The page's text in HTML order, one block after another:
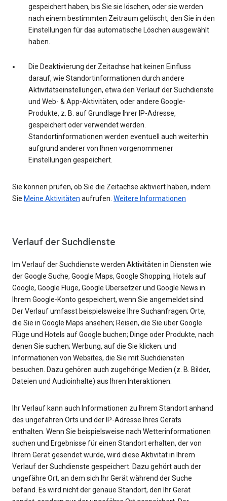
gespeichert haben, bis Sie sie löschen, oder sie werden
nach einem bestimmten Zeitraum gelöscht, den Sie in den
Einstellungen für das automatische Löschen ausgewählt
haben.
Die Deaktivierung der Zeitachse hat keinen Einfluss
darauf, wie Standortinformationen durch andere
Aktivitätseinstellungen, etwa den Verlauf der Suchdienste
und Web- & App-Aktivitäten, oder andere Google-
Produkte, z. B. auf Grundlage Ihrer IP-Adresse,
gespeichert oder verwendet werden.
Standortinformationen werden eventuell auch weiterhin
aufgrund anderer von Ihnen vorgenommener
Einstellungen gespeichert.
Sie können prüfen, ob Sie die Zeitachse aktiviert haben, indem
Sie Meine Aktivitäten aufrufen. Weitere Informationen
Verlauf der Suchdienste
Im Verlauf der Suchdienste werden Aktivitäten in Diensten wie
der Google Suche, Google Maps, Google Shopping, Hotels auf
Google, Google Flüge, Google Übersetzer und Google News in
Ihrem Google-Konto gespeichert, wenn Sie angemeldet sind.
Der Verlauf umfasst beispielsweise Ihre Suchanfragen; Orte,
die Sie in Google Maps ansehen; Reisen, die Sie über Google
Flüge und Hotels auf Google buchen; Dinge oder Produkte, nach
denen Sie suchen; Werbung, auf die Sie klicken; und
Informationen von Websites, die Sie mit Suchdiensten
besuchen. Dazu gehören auch zugehörige Medien (z. B. Bilder,
Dateien und Audioinhalte) aus Ihren Interaktionen.
Ihr Verlauf kann auch Informationen zu Ihrem Standort anhand
des ungefähren Orts und der IP-Adresse Ihres Geräts
enthalten. Wenn Sie beispielsweise nach Wetterinformationen
suchen und Ergebnisse für einen Standort erhalten, der von
Ihrem Gerät gesendet wurde, wird diese Aktivität in Ihrem
Verlauf der Suchdienste gespeichert. Dazu gehört auch der
ungefähre Ort, an dem sich Ihr Gerät während der Suche
befand. Es wird nicht der genaue Standort, den Ihr Gerät